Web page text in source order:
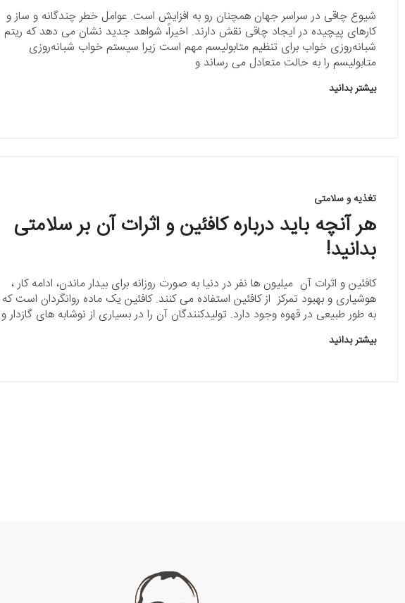
شیوع چاقی در سراسر جهان همچنان رو به افزایش است. عوامل خطر چندگانه و ساز و
کارهای پیچیده در ایجاد چاقی نقش دارند. اخیراً، شواهد جدید نشان می دهد که ریتم
شبانه‌روزی خواب برای تنظیم متابولیسم مهم است زیرا سیستم خواب شبانه‌روزی
متابولیسم را به حالت متعادل می رساند و
بیشتر بدانید
تغذیه و سلامتی
هر آنچه باید درباره کافئین و اثرات آن بر سلامتی
بدانید!
کافئین و اثرات آن میلیون ها نفر در دنیا به صورت روزانه برای بیدار ماندن، ادامه کار ،
هوشیاری و بهبود تمرکز از کافئین استفاده می کنند. کافئین یک ماده روانگردان است که
به طور طبیعی در قهوه وجود دارد. تولیدکنندگان آن را در بسیاری از نوشابه های گازدار و
بیشتر بدانید